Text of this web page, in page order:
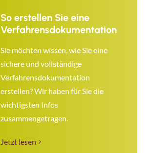
So erstellen Sie eine
Verfahrensdokumentation
Sie möchten wissen, wie Sie eine
sichere und vollständige
Verfahrensdokumentation
erstellen? Wir haben für Sie die
wichtigsten Infos
zusammengetragen.
Jetzt lesen